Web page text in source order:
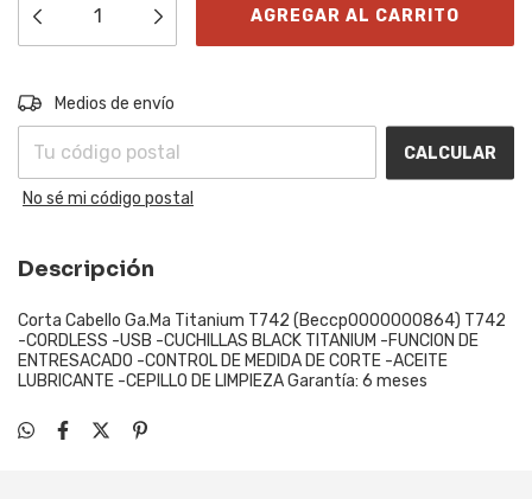
Entregas para el CP:
Medios de envío
CALCULAR
No sé mi código postal
Descripción
Corta Cabello Ga.Ma Titanium T742 (Beccp0000000864) T742
-CORDLESS -USB -CUCHILLAS BLACK TITANIUM -FUNCION DE
ENTRESACADO -CONTROL DE MEDIDA DE CORTE -ACEITE
LUBRICANTE -CEPILLO DE LIMPIEZA Garantía: 6 meses